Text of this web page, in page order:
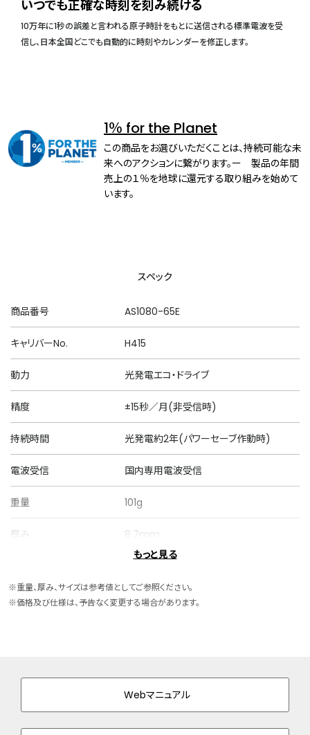
いつでも正確な時刻を刻み続ける
10万年に1秒の誤差と言われる原子時計をもとに送信される標準電波を受
信し、日本全国どこでも自動的に時刻やカレンダーを修正します。
1％ for the Planet
この商品をお選びいただくことは、持続可能な未
来へのアクションに繋がります。ー 製品の年間
売上の１％を地球に還元する取り組みを始めて
います。
スペック
商品番号 AS1080-65E
キャリバーNo. H415
動力 光発電エコ・ドライブ
精度 ±15秒／月(非受信時)
持続時間 光発電約2年(パワーセーブ作動時)
電波受信 国内専用電波受信
重量 101g
厚み 8.7mm
ケース素材 ステンレス
バンド幅 20.0mm
バンド調整可能サイ
138～201mm
もっと見る
※重量、厚み、サイズは参考値としてご参照ください。
※価格及び仕様は、予告なく変更する場合があります。
Webマニュアル